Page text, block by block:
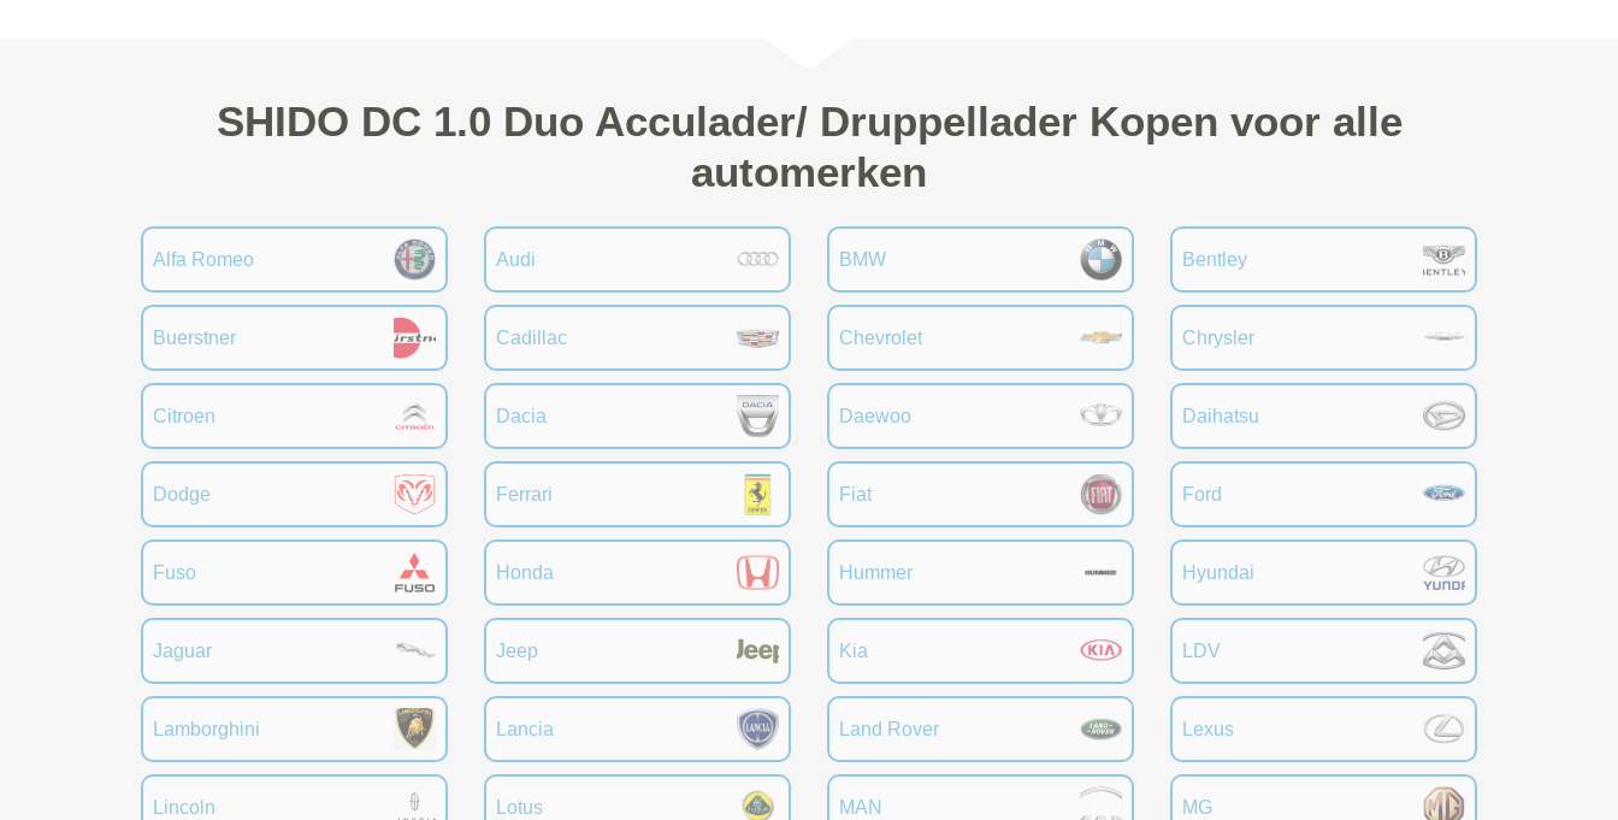
SHIDO DC 1.0 Duo Acculader/ Druppellader Kopen voor alle
automerken
Alfa Romeo Audi BMW Bentley
Buerstner Cadillac Chevrolet Chrysler
Citroen Dacia Daewoo Daihatsu
Dodge Ferrari Fiat Ford
Fuso Honda Hummer Hyundai
Jaguar Jeep Kia LDV
Lamborghini Lancia Land Rover Lexus
Lincoln Lotus MAN MG